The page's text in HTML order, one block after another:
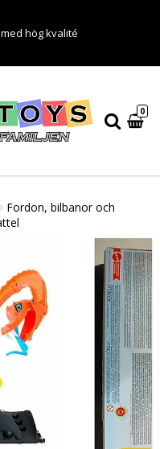
hög kvalité
0
Fordon, bilbanor och